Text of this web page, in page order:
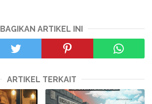
BAGIKAN ARTIKEL INI
ARTIKEL TERKAIT